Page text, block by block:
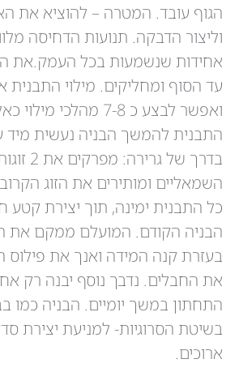
הגוף עובד. המטרה – להוציא את
וליצור הדבקה. תנועות הדחיסה
אחידות שנשמעות בכל העמק.את
ואפשר לבצע כ 7-8 מהלכי
התבנית להמשך הבניה נעשית מיד
בדרך של
השמאליים ומותירים את הזוג
כל התבנית ימינה, תוך יצירת
הבניה הקודם. המועלם ממקם את
בעזרת קנה המידה ואנך את פילוס
את החבלים. נדבך נוסף יבנה רק
התחתון במשך יומיים. הבניה כמו
בשיטת הסרוגיות- למניעת יצירת
ארוכים.